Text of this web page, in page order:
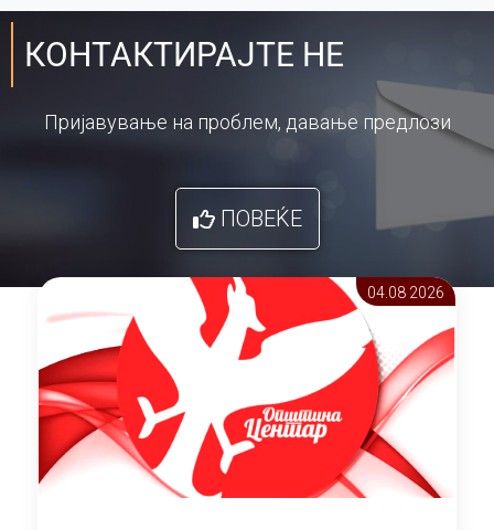
КОНТАКТИРАЈТЕ НЕ
Пријавување на проблем, давање предлози
ПОВЕЌЕ
04.08 2026